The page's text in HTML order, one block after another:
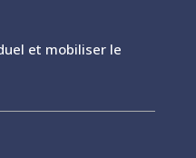
et mobiliser le